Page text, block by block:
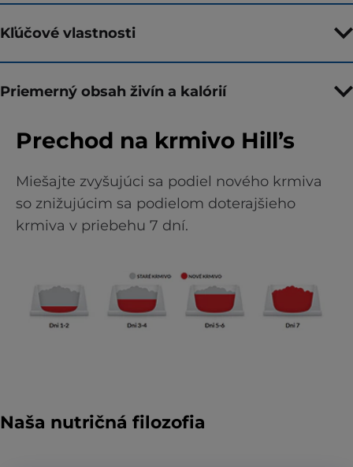
Kľúčové vlastnosti
Priemerný obsah živín a kalórií
Prechod na krmivo Hill’s
Miešajte zvyšujúci sa podiel nového krmiva
so znižujúcim sa podielom doterajšieho
krmiva v priebehu 7 dní.
Naša nutričná filozofia